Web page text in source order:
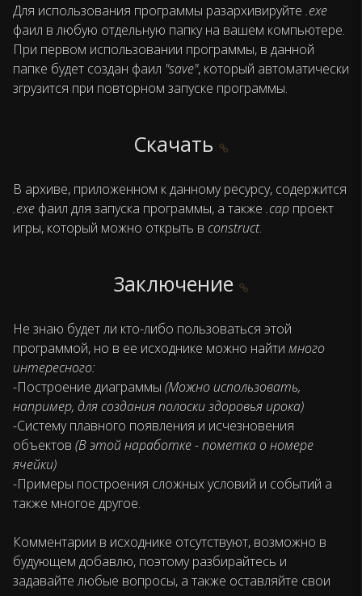
Для использования программы разархивируйте .exe
фаил в любую отдельную папку на вашем компьютере.
При первом использовании программы, в данной
папке будет создан фаил "save", который автоматически
згрузится при повторном запуске программы.
Скачать
В архиве, приложенном к данному ресурсу, содержится
.exe фаил для запуска программы, а также .cap проект
игры, который можно открыть в construct.
Заключение
Не знаю будет ли кто-либо пользоваться этой
программой, но в ее исходнике можно найти много
интересного:
-Построение диаграммы (Можно использовать,
например, для создания полоски здоровья ирока)
-Систему плавного появления и исчезновения
объектов (В этой наработке - пометка о номере
ячейки)
-Примеры построения сложных условий и событий а
также многое другое.
Комментарии в исходнике отсутствуют, возможно в
будующем добавлю, поэтому разбирайтесь и
задавайте любые вопросы, а также оставляйте свои